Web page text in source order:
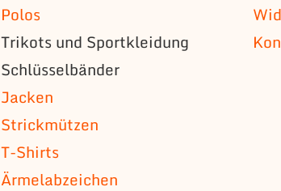
Polos
Trikots und Sportkleidung
Schlüsselbänder
Jacken
Strickmützen
T-Shirts
Ärmelabzeichen